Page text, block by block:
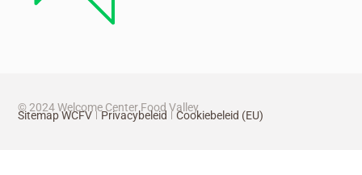
© 2024 Welcome Center Food Valley
Sitemap WCFV Privacybeleid Cookiebeleid (EU)